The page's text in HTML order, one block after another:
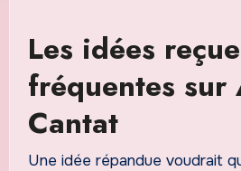
Les idées
fréquentes sur
Cantat
Une idée répandue voudrait